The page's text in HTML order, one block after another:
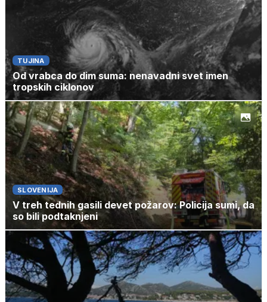
TUJINA
Od vrabca do dim suma: nenavadni svet imen
tropskih ciklonov
SLOVENIJA
V treh tednih gasili devet požarov: Policija sumi, da
so bili podtaknjeni